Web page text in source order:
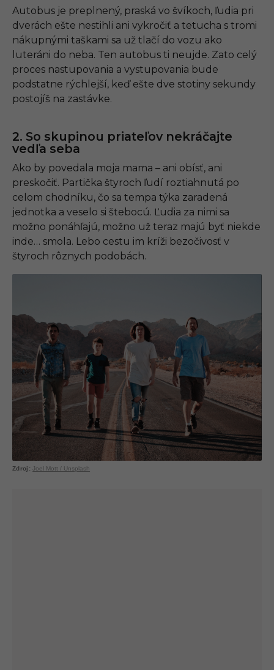
Autobus je preplnený, praská vo švíkoch, ľudia pri
dverách ešte nestihli ani vykročiť a tetucha s tromi
nákupnými taškami sa už tlačí do vozu ako
luteráni do neba. Ten autobus ti neujde. Zato celý
proces nastupovania a vystupovania bude
podstatne rýchlejší, keď ešte dve stotiny sekundy
postojíš na zastávke.
2. So skupinou priateľov nekráčajte
vedľa seba
Ako by povedala moja mama – ani obísť, ani
preskočiť. Partička štyroch ľudí roztiahnutá po
celom chodníku, čo sa tempa týka zaradená
jednotka a veselo si štebocú. Ľudia za nimi sa
možno ponáhľajú, možno už teraz majú byť niekde
inde… smola. Lebo cestu im kríži bezočivosť v
štyroch rôznych podobách.
Joel Mott / Unsplash